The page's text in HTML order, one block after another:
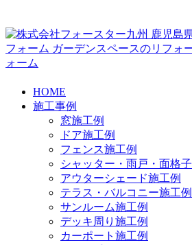
HOME
施工事例
窓施工例
ドア施工例
フェンス施工例
シャッター・雨戸・面格子
アウターシェード施工例
テラス・バルコニー施工例
サンルーム施工例
デッキ周り施工例
カーポート施工例